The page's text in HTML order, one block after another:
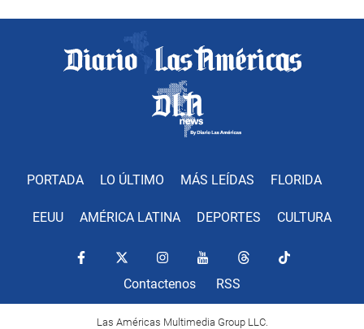
PORTADA LO ÚLTIMO MÁS LEÍDAS FLORIDA
EEUU AMÉRICA LATINA DEPORTES CULTURA
Contactenos RSS
Las Américas Multimedia Group LLC.